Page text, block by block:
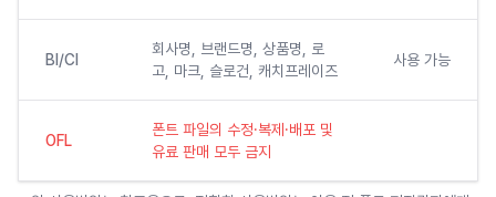
BI/CI
회사명, 브랜드명, 상품명, 로
고, 마크, 슬로건, 캐치프레이즈
사용 가능
OFL
폰트 파일의 수정·복제·배포 및
유료 판매 모두 금지